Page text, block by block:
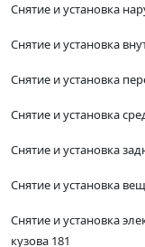
Снятие и установка
Снятие и установка
Снятие и установка
Снятие и установка
Снятие и установка
Снятие и установка
Снятие и установка
кузова 181